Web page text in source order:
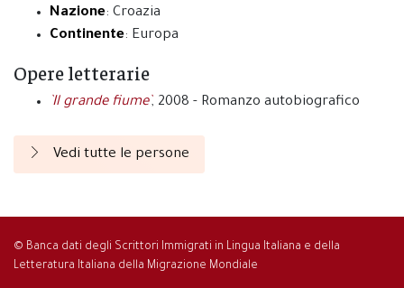
Nazione: Croazia
Continente: Europa
Opere letterarie
`Il grande fiume`, 2008 - Romanzo autobiografico
Vedi tutte le persone
© Banca dati degli Scrittori Immigrati in Lingua Italiana e della
Letteratura Italiana della Migrazione Mondiale